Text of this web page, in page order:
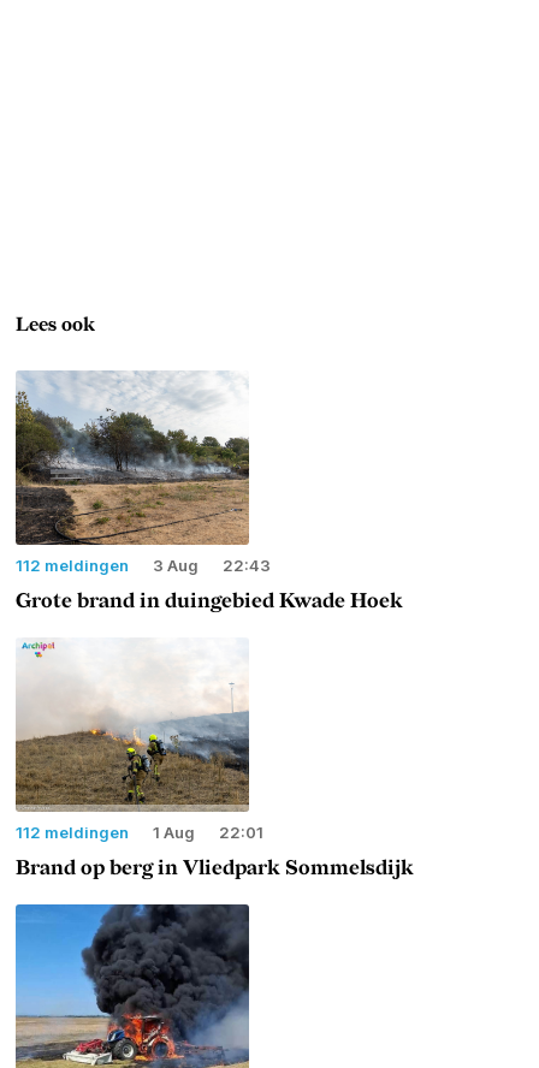
Lees ook
112 meldingen 3 Aug 22:43
Grote brand in duingebied Kwade Hoek
112 meldingen 1 Aug 22:01
Brand op berg in Vliedpark Sommelsdijk